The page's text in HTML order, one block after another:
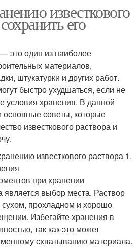
известкового
его
это один из наиболее
материалов,
штукатурки и других работ.
быстро ухудшаться, если не
условия хранения. В данной
советы, которые
известкового раствора и
известкового раствора 1.
при хранении
является выбор места. Раствор
сухом, прохладном и хорошо
Избегайте хранения в
так как это может
схватыванию материала.